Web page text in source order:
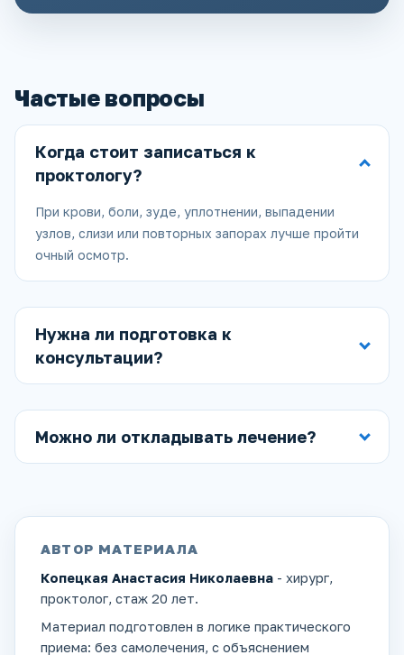
Частые вопросы
Когда стоит записаться к
проктологу?
При крови, боли, зуде, уплотнении, выпадении
узлов, слизи или повторных запорах лучше пройти
очный осмотр.
Нужна ли подготовка к
консультации?
Можно ли откладывать лечение?
АВТОР МАТЕРИАЛА
Копецкая Анастасия Николаевна - хирург,
проктолог, стаж 20 лет.
Материал подготовлен в логике практического
приема: без самолечения, с объяснением